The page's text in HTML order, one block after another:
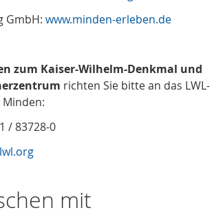
GmbH: www.minden-erleben.de
zum Kaiser-Wilhelm-Denkmal und
richten Sie bitte an das LWL-
/ 83728-0
mit